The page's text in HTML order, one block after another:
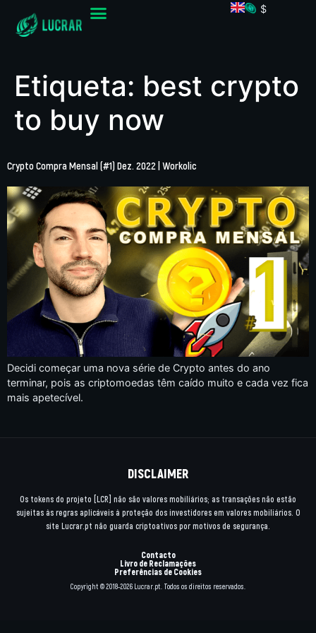
$
Etiqueta: best crypto
to buy now
Crypto Compra Mensal (#1) Dez. 2022 | Workolic
Decidi começar uma nova série de Crypto antes do ano
terminar, pois as criptomoedas têm caído muito e cada vez fica
mais apetecível.
DISCLAIMER
Os tokens do projeto [LCR] não são valores mobiliários; as transações não estão
sujeitas às regras aplicáveis à proteção dos investidores em valores mobiliários. O
site Lucrar.pt não guarda criptoativos por motivos de segurança.
Contacto
Livro de Reclamações
Preferências de Cookies
Copyright © 2018-2026 Lucrar.pt. Todos os direitos reservados.